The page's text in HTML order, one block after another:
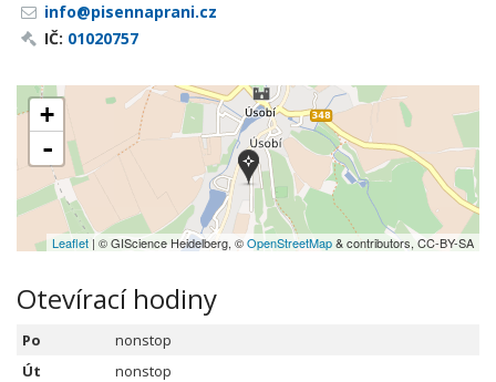
info@pisennaprani.cz
IČ: 01020757
+
-
Leaflet | © GIScience Heidelberg, ©OpenStreetMap& contributors, CC-BY-SA
Otevírací hodiny
Po
nonstop
Út
nonstop